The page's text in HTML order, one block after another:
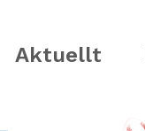
Aktuellt